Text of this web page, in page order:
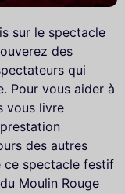
sur le spectacle
des
qui
Pour vous aider à
vous livre
des autres
ce spectacle festif
Moulin Rouge